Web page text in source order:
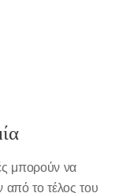
μπορούν να
το τέλος του